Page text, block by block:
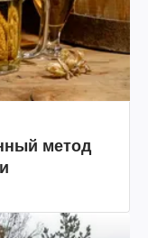
метод